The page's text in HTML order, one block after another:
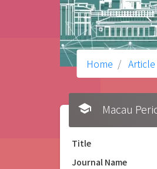
Home
school Macau
Title
Journal Name